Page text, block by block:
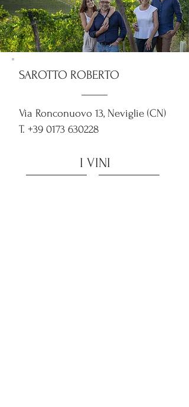
SAROTTO ROBERTO
Via Ronconuovo 13, Neviglie (CN)
T. +39 0173 630228
I VINI